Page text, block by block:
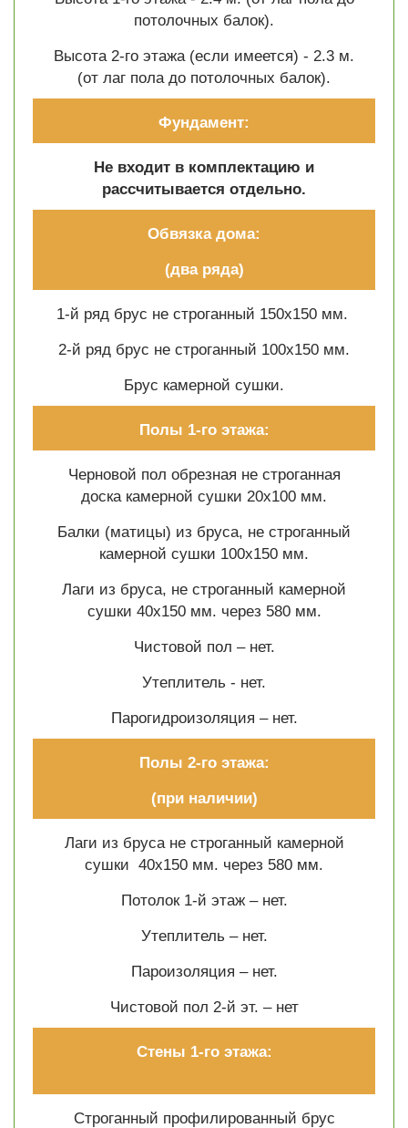
потолочных балок).
Высота 2-го этажа (если имеется) - 2.3 м.
(от лаг пола до потолочных балок).
Фундамент:
Не входит в комплектацию и
рассчитывается отдельно.
Обвязка дома:
(два ряда)
1-й ряд брус не строганный 150х150 мм.
2-й ряд брус не строганный 100х150 мм.
Брус камерной сушки.
Полы 1-го этажа:
Черновой пол обрезная не строганная
доска камерной сушки 20х100 мм.
Балки (матицы) из бруса, не строганный
камерной сушки 100х150 мм.
Лаги из бруса, не строганный камерной
сушки 40х150 мм. через 580 мм.
Чистовой пол – нет.
Утеплитель - нет.
Парогидроизоляция – нет.
Полы 2-го этажа:
(при наличии)
Лаги из бруса не строганный камерной
сушки 40х150 мм. через 580 мм.
Потолок 1-й этаж – нет.
Утеплитель – нет.
Пароизоляция – нет.
Чистовой пол 2-й эт. – нет
Стены 1-го этажа:
Строганный профилированный брус